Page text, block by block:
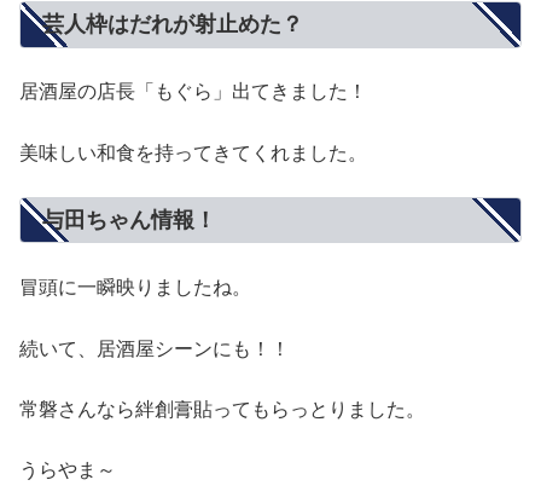
芸人枠はだれが射止めた？
居酒屋の店長「もぐら」出てきました！
美味しい和食を持ってきてくれました。
与田ちゃん情報！
冒頭に一瞬映りましたね。
続いて、居酒屋シーンにも！！
常磐さんなら絆創膏貼ってもらっとりました。
うらやま～